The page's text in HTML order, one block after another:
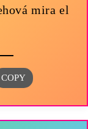
mira el